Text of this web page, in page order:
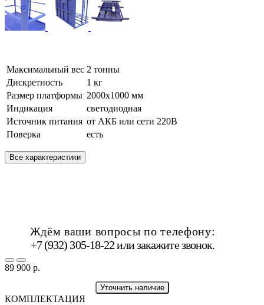
Максимальный вес 2 тонны
Дискретность
1 кг
Размер платформы 2000х1000 мм
Индикация
светодиодная
Источник питания от АКБ или сети 220В
Поверка
есть
Все характеристики
Ждём ваши вопросы по телефону:
+7 (932) 305-18-22 илизакажите звонок.
89 900 р.
Уточнить наличие
КОМПЛЕКТАЦИЯ